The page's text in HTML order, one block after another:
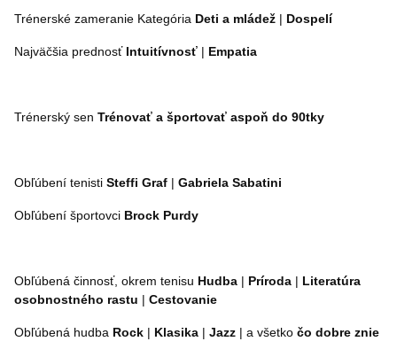
Trénerské zameranie Kategória Deti a mládež | Dospelí
Najväčšia prednosť Intuitívnosť | Empatia
Trénerský sen Trénovať a športovať aspoň do 90tky
Obľúbení tenisti Steffi Graf | Gabriela Sabatini
Obľúbení športovci Brock Purdy
Obľúbená činnosť, okrem tenisu Hudba | Príroda | Literatúra
osobnostného rastu | Cestovanie
Obľúbená hudba Rock | Klasika | Jazz | a všetko čo dobre znie